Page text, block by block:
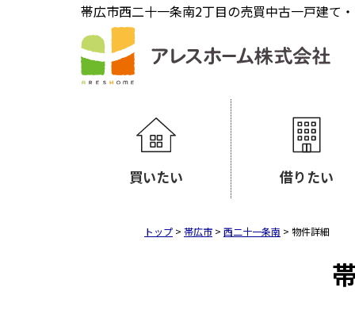
帯広市西二十一条南2丁目の売買中古一戸建て
買いたい 借りたい
トップ > 帯広市 > 西二十一条南 > 物件詳細